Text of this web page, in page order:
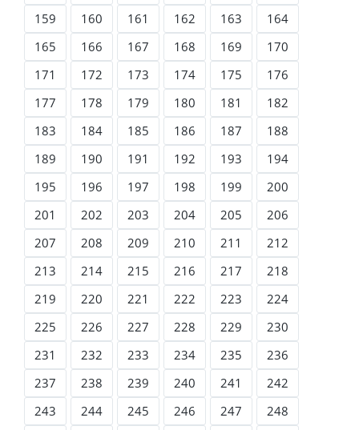
159
160 161 162 163
164
165
166 167 168 169
170
171
172 173 174 175
176
177
178 179 180 181
182
183
184 185 186 187
188
189
190 191 192 193
194
195
196 197 198 199
200
201
202 203 204 205
206
207
208 209 210 211
212
213
214 215 216 217
218
219
220 221 222 223
224
225
226 227 228 229
230
231
232 233 234 235
236
237
238 239 240 241
242
243
244 245 246 247
248